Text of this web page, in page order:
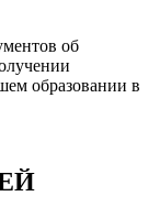
об
образовании в